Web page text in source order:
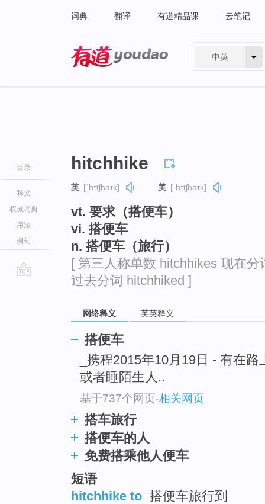
词典 翻译 有道精品课 云笔记
中英
目录
释义
权威词典
用法
例句
hitchhike
英 [ˈhɪtʃhaɪk] 美 [ˈhɪtʃhaɪk]
vt. 要求（搭便车）
vi. 搭便车
n. 搭便车（旅行）
[ 第三人称单数 hitchhikes 现在
过去分词 hitchhiked ]
网络释义 英英释义
搭便车
_携程2015年10月19日 - 有在
或者睡陌生人..
基于737个网页-相关网页
搭车旅行
搭便车的人
免费搭乘他人便车
短语
hitchhike to 搭便车旅行到